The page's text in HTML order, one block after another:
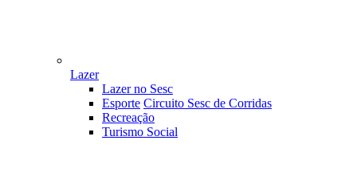
Lazer
Lazer no Sesc
Esporte Circuito Sesc de Corridas
Recreação
Turismo Social